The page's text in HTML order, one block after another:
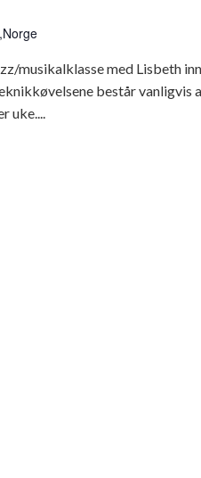
musikalklasse med Lisbeth
består vanligvis